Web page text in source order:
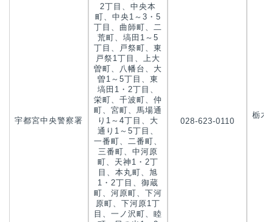
宇都宮中央警察署
2丁目、中央本
町、中央1～3・5
丁目、曲師町、二
荒町、塙田1～5
丁目、戸祭町、東
戸祭1丁目、上大
曽町、八幡台、大
曽1～5丁目、東
塙田1・2丁目、
栄町、千波町、仲
町、宮町、馬場通
り1～4丁目、大
通り1～5丁目、
一番町、二番町、
三番町、中河原
町、天神1・2丁
目、本丸町、旭
1・2丁目、御蔵
町、河原町、下河
原町、下河原1丁
目、一ノ沢町、睦
028-623-0110
栃木